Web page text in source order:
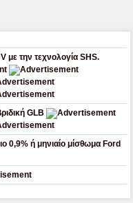
με την τεχνολογία SHS.
GLB
0,9% ή μηνιαίο μίσθωμα Ford